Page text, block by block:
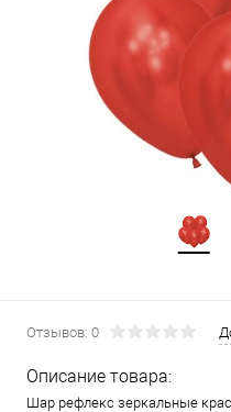
Отзывов: 0
Описание товара:
Шар рефлекс зеркальные